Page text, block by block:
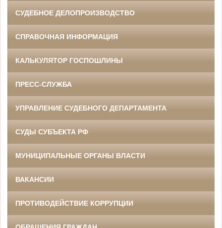
СУДЕБНОЕ ДЕЛОПРОИЗВОДСТВО
СПРАВОЧНАЯ ИНФОРМАЦИЯ
КАЛЬКУЛЯТОР ГОСПОШЛИНЫ
ПРЕСС-СЛУЖБА
УПРАВЛЕНИЕ СУДЕБНОГО ДЕПАРТАМЕНТА
СУДЫ СУБЪЕКТА РФ
МУНИЦИПАЛЬНЫЕ ОРГАНЫ ВЛАСТИ
ВАКАНСИИ
ПРОТИВОДЕЙСТВИЕ КОРРУПЦИИ